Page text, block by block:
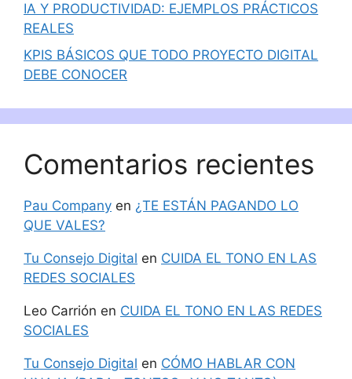
IA Y PRODUCTIVIDAD: EJEMPLOS PRÁCTICOS
REALES
KPIS BÁSICOS QUE TODO PROYECTO DIGITAL
DEBE CONOCER
Comentarios recientes
Pau Company en ¿TE ESTÁN PAGANDO LO
QUE VALES?
Tu Consejo Digital en CUIDA EL TONO EN LAS
REDES SOCIALES
Leo Carrión en CUIDA EL TONO EN LAS REDES
SOCIALES
Tu Consejo Digital en CÓMO HABLAR CON